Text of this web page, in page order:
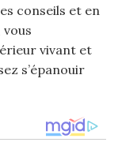
conseils et en
vivant et
s’épanouir